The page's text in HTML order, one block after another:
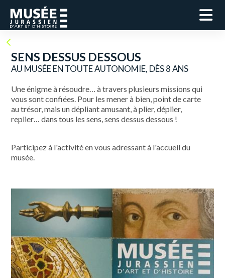
SENS DESSUS DESSOUS
AU MUSÉE EN TOUTE AUTONOMIE, DÈS 8 ANS
Une énigme à résoudre… à travers plusieurs missions qui
vous sont confiées. Pour les mener à bien, point de carte
au trésor, mais un dépliant amusant, à plier, déplier,
replier… dans tous les sens, sens dessus dessous !
Participez à l'activité en vous adressant à l'accueil du
musée.